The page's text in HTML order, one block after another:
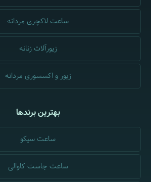
ساعت لاکچری مردانه
زیورآلات زنانه
زیور و اکسسوری مردانه
بهترین برندها
ساعت سیکو
ساعت جاست کاوالی